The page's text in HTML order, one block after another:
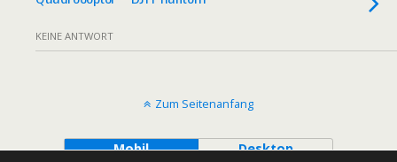
KEINE ANTWORT
Zum Seitenanfang
Mobil
Desktop